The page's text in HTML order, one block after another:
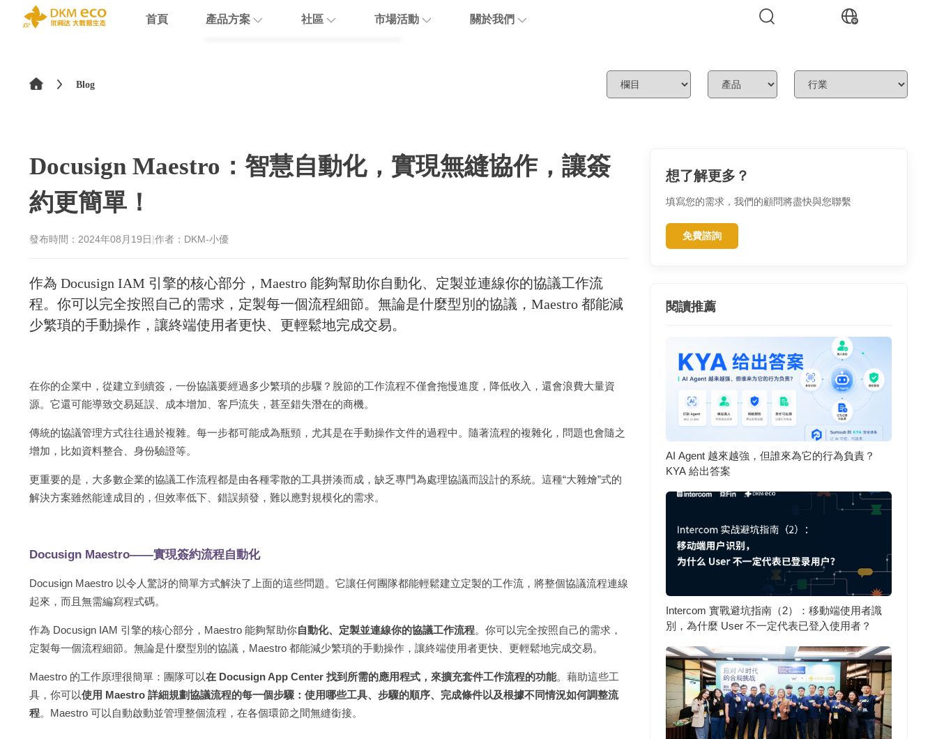
首頁 產品方案 社區 市場活動 關於我們
Nextcloud
加入我們
简体中文 Blog
Docusign Maestro：智慧自動化，實現無縫協作，讓簽
約更簡單！
發布時間： 2024年08月19日 |作者：DKM-小優
作為 Docusign IAM 引擎的核心部分，Maestro 能夠幫助你自動化、定製並連線你的協議工作流
程。你可以完全按照自己的需求，定製每一個流程細節。無論是什麼型別的協議，Maestro 都能減
少繁瑣的手動操作，讓終端使用者更快、更輕鬆地完成交易。
在你的企業中，從建立到續簽，一份協議要經過多少繁瑣的步驟？脫節的工作流程不僅會拖慢進度，降低收入，還會浪費大量資
源。它還可能導致交易延誤、成本增加、客戶流失，甚至錯失潛在的商機。
傳統的協議管理方式往往過於複雜。每一步都可能成為瓶頸，尤其是在手動操作文件的過程中。隨著流程的複雜化，問題也會隨之
增加，比如資料整合、身份驗證等。
更重要的是，大多數企業的協議工作流程都是由各種零散的工具拼湊而成，缺乏專門為處理協議而設計的系統。這種“大雜燴”式的
解決方案雖然能達成目的，但效率低下、錯誤頻發，難以應對規模化的需求。
Docusign Maestro——實現簽約流程自動化
Docusign Maestro 以令人驚訝的簡單方式解決了上面的這些問題。它讓任何團隊都能輕鬆建立定製的工作流，將整個協議流程連線
起來，而且無需編寫程式碼。
作為 Docusign IAM 引擎的核心部分，Maestro 能夠幫助你自動化、定製並連線你的協議工作流程。你可以完全按照自己的需求，
定製每一個流程細節。無論是什麼型別的協議，Maestro 都能減少繁瑣的手動操作，讓終端使用者更快、更輕鬆地完成交易。
Maestro 的工作原理很簡單：團隊可以在 Docusign App Center 找到所需的應用程式，來擴充套件工作流程的功能。藉助這些工
具，你可以使用 Maestro 詳細規劃協議流程的每一個步驟：使用哪些工具、步驟的順序、完成條件以及根據不同情況如何調整流
程。Maestro 可以自動啟動並管理整個流程，在各個環節之間無縫銜接。
想了解更多？
填寫您的需求，我們的顧問將盡快與您聯繫
免費諮詢
閱讀推薦
AI Agent 越來越強，但誰來為它的行為負責？
KYA 給出答案
Intercom 實戰避坑指南（2）：移動端使用者識
別，為什麼 User 不一定代表已登入使用者？